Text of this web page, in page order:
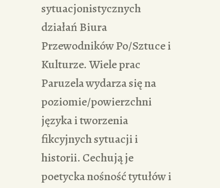
sytuacjonistycznych
działań Biura
Przewodników Po/Sztuce i
Kulturze. Wiele prac
Paruzela wydarza się na
poziomie/powierzchni
języka i tworzenia
fikcyjnych sytuacji i
historii. Cechują je
poetycka nośność tytułów i